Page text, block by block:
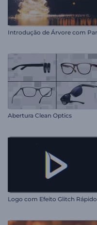
Abertura Clean Optics
Logo com Efeito Glitch Rápido